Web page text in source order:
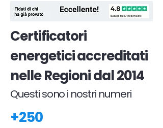
Certificatori
energetici accreditati
nelle Regioni dal 2014
Questi sono i nostri numeri
+250